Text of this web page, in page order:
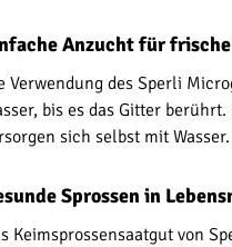
Anzucht für
Verwendung des Sperli
bis es das Gitter
sich selbst mit
Sprossen in
Keimsprossensaatgut von